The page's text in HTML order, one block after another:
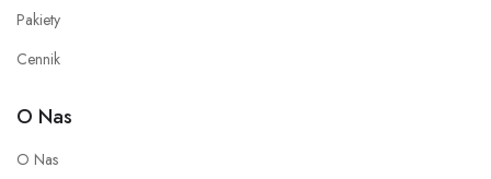
Pakiety
Cennik
O Nas
O Nas